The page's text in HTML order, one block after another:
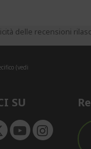
delle recensioni
(vedi
SU